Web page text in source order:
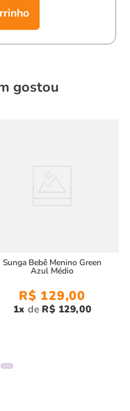
gostou
Sunga Bebê Menino Green
Azul Médio
R$ 129,00
1 R$ 129,00